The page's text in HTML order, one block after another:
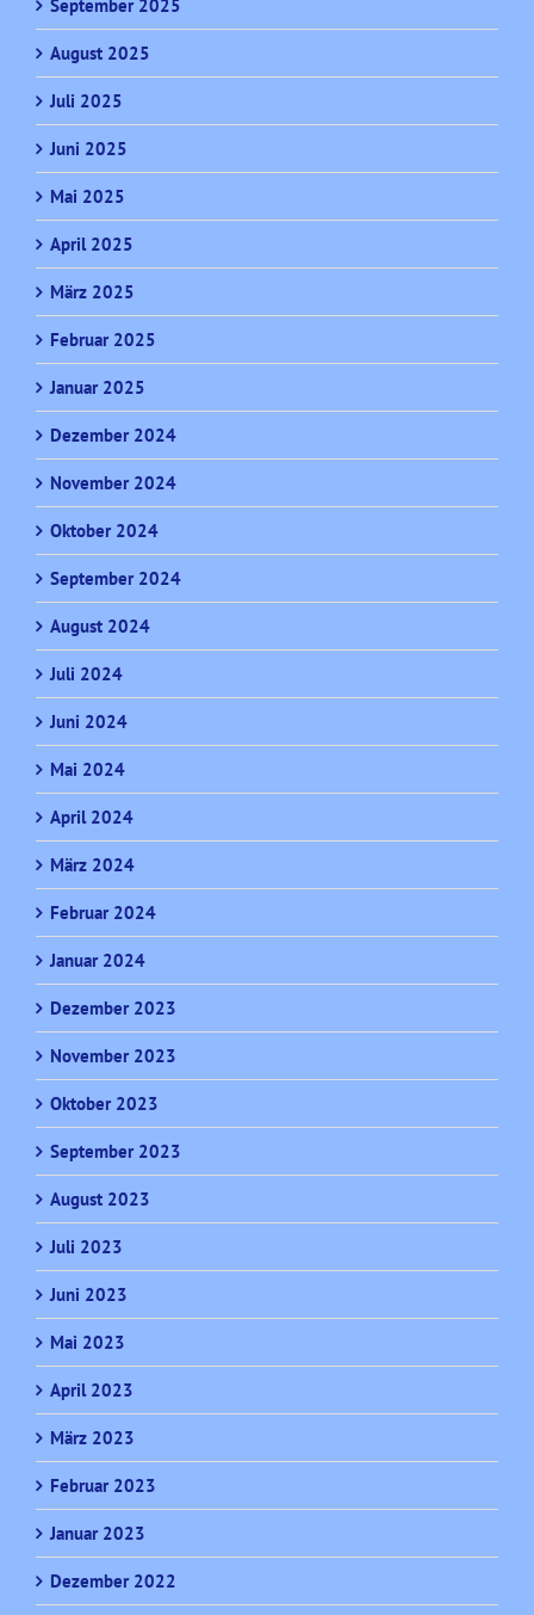
September 2025
August 2025
Juli 2025
Juni 2025
Mai 2025
April 2025
März 2025
Februar 2025
Januar 2025
Dezember 2024
November 2024
Oktober 2024
September 2024
August 2024
Juli 2024
Juni 2024
Mai 2024
April 2024
März 2024
Februar 2024
Januar 2024
Dezember 2023
November 2023
Oktober 2023
September 2023
August 2023
Juli 2023
Juni 2023
Mai 2023
April 2023
März 2023
Februar 2023
Januar 2023
Dezember 2022